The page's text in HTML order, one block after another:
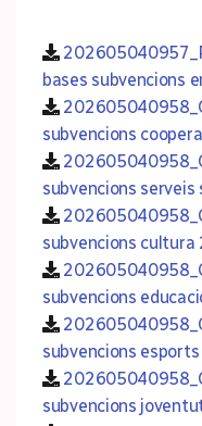
bases subvencions
subvencions
subvencions
subvencions
subvencions
subvencions
subvencions